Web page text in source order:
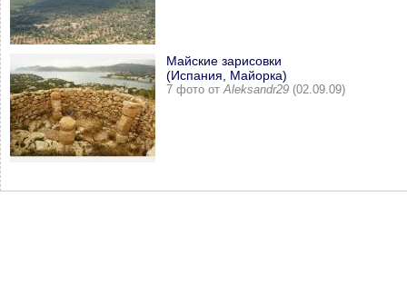
Майские зарисовки
(Испания, Майорка)
7 фото отAleksandr29 (02.09.09)